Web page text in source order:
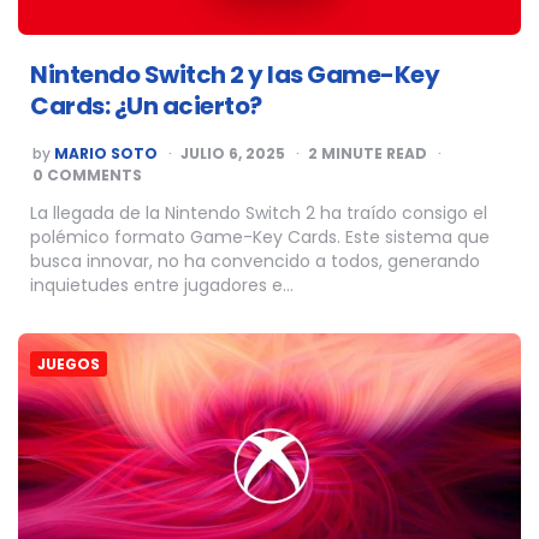
Nintendo Switch 2 y las Game-Key
Cards: ¿Un acierto?
POSTED
BY
by MARIO SOTO JULIO 6, 2025 2 MINUTE READ
0 COMMENTS
La llegada de la Nintendo Switch 2 ha traído consigo el
polémico formato Game-Key Cards. Este sistema que
busca innovar, no ha convencido a todos, generando
inquietudes entre jugadores e…
JUEGOS